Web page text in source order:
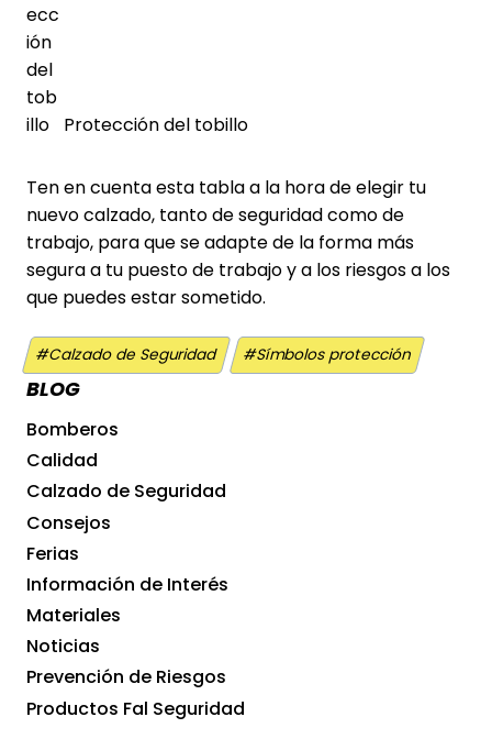
Protección del tobillo
Ten en cuenta esta tabla a la hora de elegir tu
nuevo calzado, tanto de seguridad como de
trabajo, para que se adapte de la forma más
segura a tu puesto de trabajo y a los riesgos a los
que puedes estar sometido.
Etiquetas
de
la
entrada:
#Calzado de Seguridad #Símbolos protección
BLOG
Bomberos
Calidad
Calzado de Seguridad
Consejos
Ferias
Información de Interés
Materiales
Noticias
Prevención de Riesgos
Productos Fal Seguridad